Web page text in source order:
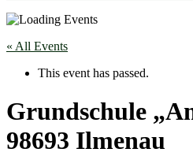
« All Events
This event has passed.
Grundschule
98693 Ilmenau